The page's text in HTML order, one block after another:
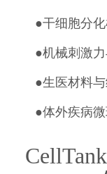
●干细胞分化
●机械刺激
●生医材料
●体外疾病